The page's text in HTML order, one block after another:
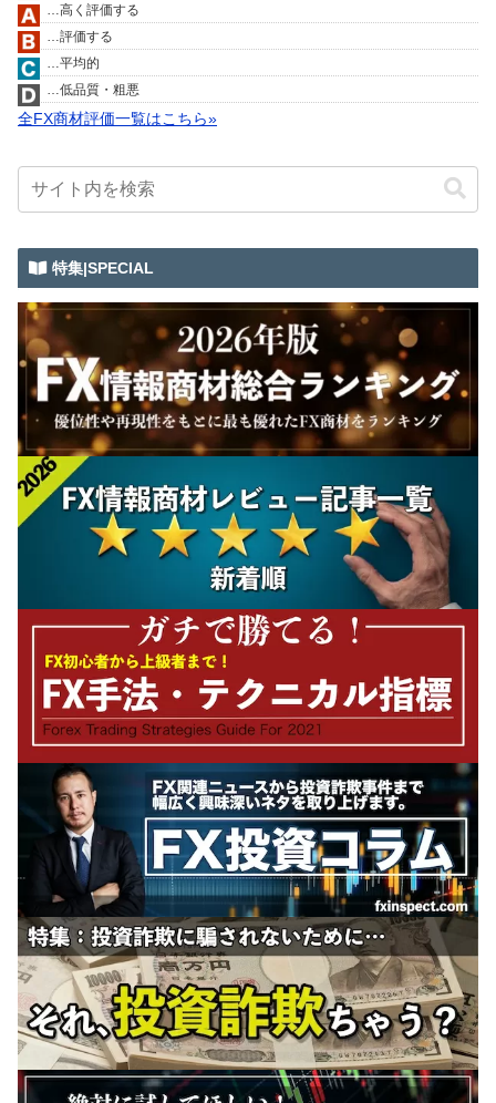
…高く評価する
…評価する
…平均的
…低品質・粗悪
全FX商材評価一覧はこちら»
特集|SPECIAL